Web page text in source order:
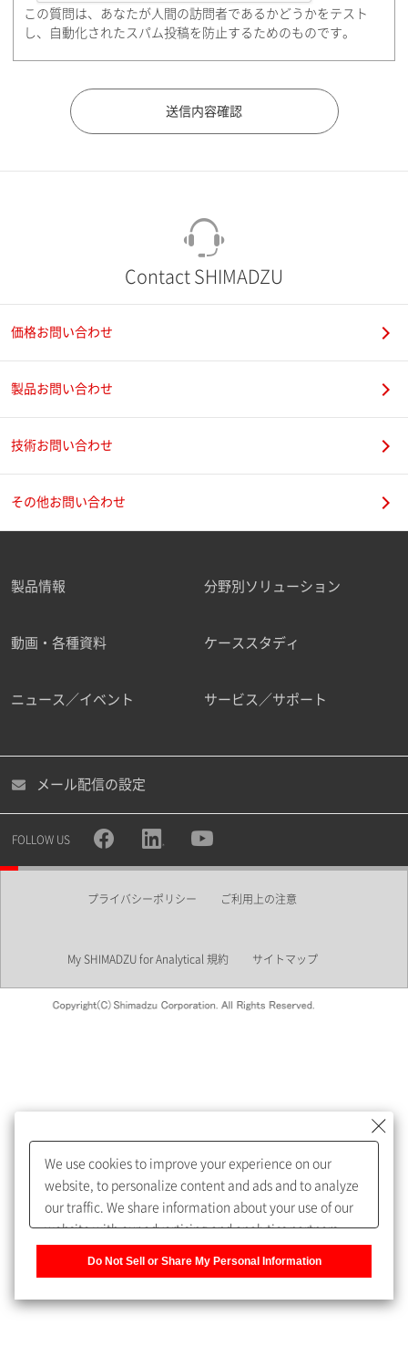
都道府県（勤務先）
ご勤務先
職種
めします。
My SHIMADZU for Analyticalへ登録いただくと、技術情報や
取扱説明書・Webinarなどの閲覧ができます。
うになります。
この質問は、あなたが人間の訪問者であるかどうかをテスト
し、自動化されたスパム投稿を防止するためのものです。
Contact SHIMADZU
価格お問い合わせ
製品お問い合わせ
技術お問い合わせ
その他お問い合わせ
製品情報 分野別ソリューション
動画・各種資料 ケーススタディ
ニュース／イベント サービス／サポート
メール配信の設定
FOLLOW US
プライバシーポリシー ご利用上の注意
My SHIMADZU for Analytical 規約 サイトマップ
We use cookies to improve your experience on our
website, to personalize content and ads and to analyze
our traffic. We share information about your use of our
website with our advertising and analytics partners,
Do Not Sell or Share My Personal Information